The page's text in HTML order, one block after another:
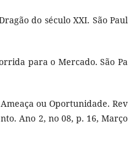
do século XXI. São Paul
para o Mercado. São Pa
ou Oportunidade. Rev
Ano 2, no 08, p. 16, Março